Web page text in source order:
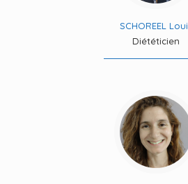
SCHOREEL
Diététicien